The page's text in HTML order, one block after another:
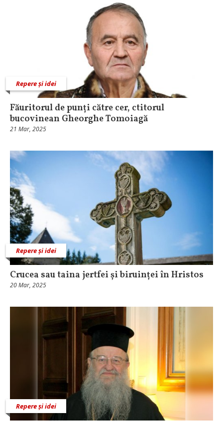
Repere și idei
Făuritorul de punți către cer, ctitorul
bucovinean Gheorghe Tomoiagă
21 Mar, 2025
Repere și idei
Crucea sau taina jertfei și biruinței în Hristos
20 Mar, 2025
Repere și idei